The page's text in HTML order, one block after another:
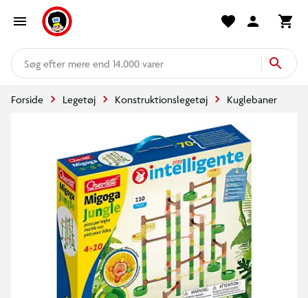
mere end 14.000 varer
Forside Legetøj Konstruktionslegetøj Kuglebaner